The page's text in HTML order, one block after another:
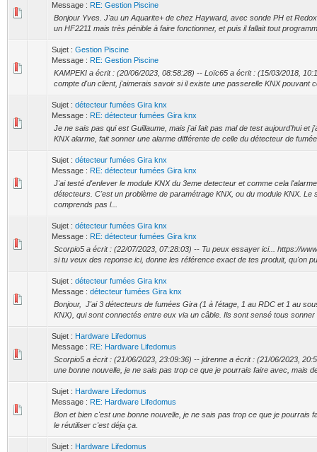
Message : RE: Gestion Piscine
Bonjour Yves. J'au un Aquarite+ de chez Hayward, avec sonde PH et
un HF2211 mais très pénible à faire fonctionner, et puis il fallait tout
Sujet : Gestion Piscine
Message : RE: Gestion Piscine
KAMPEKI a écrit : (20/06/2023, 08:58:28) -- Loïc65 a écrit : (15/03/2018,
compte d'un client, j'aimerais savoir si il existe une passerelle KNX pouvant
Sujet : détecteur fumées Gira knx
Message : RE: détecteur fumées Gira knx
Je ne sais pas qui est Guillaume, mais j'ai fait pas mal de test aujourd'hui et
KNX alarme, fait sonner une alarme différente de celle du détecteur de
Sujet : détecteur fumées Gira knx
Message : RE: détecteur fumées Gira knx
J'ai testé d'enlever le module KNX du 3eme detecteur et comme cela
détecteurs. C'est un problème de paramétrage KNX, ou du module KNX. Le
comprends pas l...
Sujet : détecteur fumées Gira knx
Message : RE: détecteur fumées Gira knx
Scorpio5 a écrit : (22/07/2023, 07:28:03) -- Tu peux essayer ici... https://
si tu veux des reponse ici, donne les référence exact de tes produit, qu'on
Sujet : détecteur fumées Gira knx
Message : détecteur fumées Gira knx
Bonjour, J'ai 3 détecteurs de fumées Gira (1 à l'étage, 1 au RDC et 1 au
KNX), qui sont connectés entre eux via un câble. Ils sont sensé tous sonner
Sujet : Hardware Lifedomus
Message : RE: Hardware Lifedomus
Scorpio5 a écrit : (21/06/2023, 23:09:36) -- jdrenne a écrit : (21/06/2023,
une bonne nouvelle, je ne sais pas trop ce que je pourrais faire avec, mais
Sujet : Hardware Lifedomus
Message : RE: Hardware Lifedomus
Bon et bien c'est une bonne nouvelle, je ne sais pas trop ce que je pourrais
le réutiliser c'est déja ça.
Sujet : Hardware Lifedomus